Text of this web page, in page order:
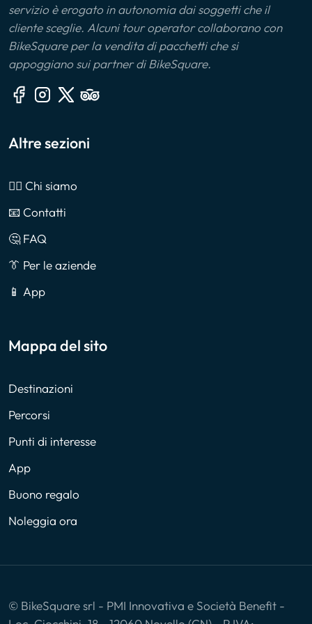
servizio è erogato in autonomia dai soggetti che il
cliente sceglie. Alcuni tour operator collaborano con
BikeSquare per la vendita di pacchetti che si
appoggiano sui partner di BikeSquare.
Altre sezioni
🙎‍♂️ Chi siamo
📧 Contatti
🤔 FAQ
👔 Per le aziende
📱 App
Mappa del sito
Destinazioni
Percorsi
Punti di interesse
App
Buono regalo
Noleggia ora
© BikeSquare srl - PMI Innovativa e Società Benefit -